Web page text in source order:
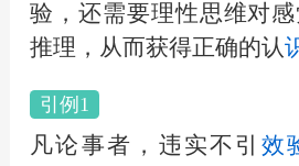
验，还需要理性思维对
推理，从而获得正确的认
引例1
凡论事者，违实不引 效